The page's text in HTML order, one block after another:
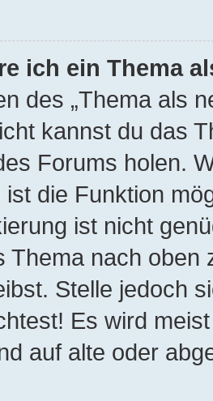
ich ein Thema
des „Thema als
kannst du das
Forums holen.
ist die Funktion
ist nicht
Thema nach oben
Stelle jedoch
Es wird
auf alte oder